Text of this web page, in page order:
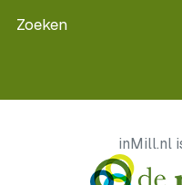
Zoeken
inMill.nl